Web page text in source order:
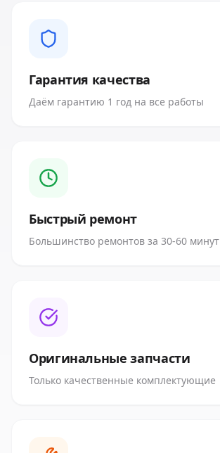
Гарантия качества
Даём гарантию 1 год на все работы
Быстрый ремонт
Большинство ремонтов за 30-60 минут
Оригинальные запчасти
Только качественные комплектующие